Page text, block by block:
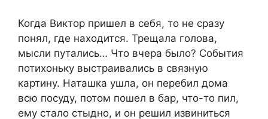
Когда Виктор пришел в себя, то не сразу
понял, где находится. Трещала голова,
мысли путались… Что вчера было? События
потихоньку выстраивались в связную
картину. Наташка ушла, он перебил дома
всю посуду, потом пошел в бар, что-то пил,
ему стало стыдно, и он решил извиниться